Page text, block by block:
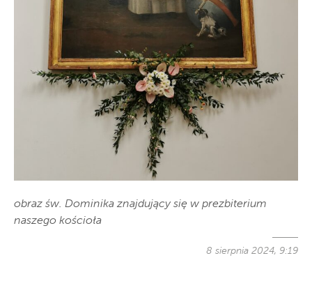
obraz św. Dominika znajdujący się w prezbiterium
naszego kościoła
8 sierpnia 2024, 9:19